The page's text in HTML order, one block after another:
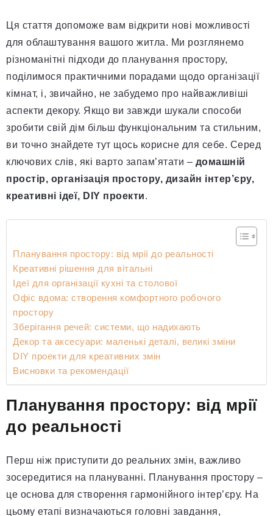
Ця стаття допоможе вам відкрити нові можливості
для облаштування вашого житла. Ми розглянемо
різноманітні підходи до планування простору,
поділимося практичними порадами щодо організації
кімнат, і, звичайно, не забудемо про найважливіші
аспекти декору. Якщо ви завжди шукали способи
зробити свій дім більш функціональним та стильним,
ви точно знайдете тут щось корисне для себе. Серед
ключових слів, які варто запам’ятати – домашній
простір, організація простору, дизайн інтер’єру,
креативні ідеї, DIY проекти.
Планування простору: від мрії до реальності
Креативні рішення для вітальні
Ідеї для організації кухні та столової
Офіс вдома: створення комфортного робочого
простору
Зберігання речей: системи, що надихають
Декор та аксесуари: маленькі деталі, великі зміни
DIY проекти для креативних змін
Висновки та рекомендації
Планування простору: від мрії
до реальності
Перш ніж приступити до реальних змін, важливо
зосередитися на плануванні. Планування простору –
це основа для створення гармонійного інтер’єру. На
цьому етапі визначаються головні завдання,